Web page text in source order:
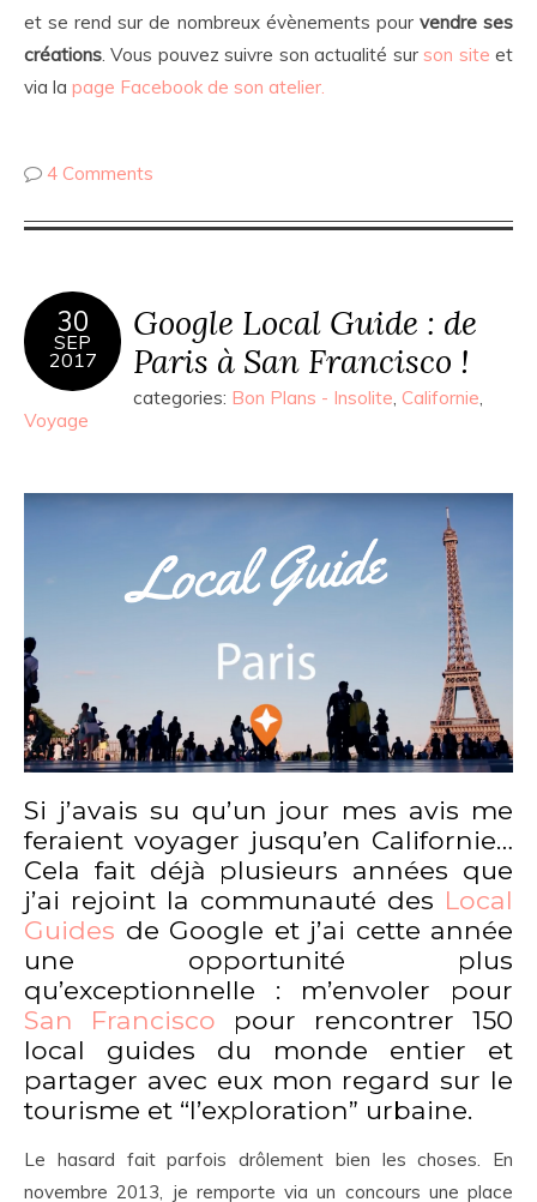
et se rend sur de nombreux évènements pour vendre ses
créations. Vous pouvez suivre son actualité surson site et
via la page Facebook de son atelier.
4 Comments
30
SEP
2017
Google Local Guide : de
Paris à San Francisco !
categories: Bon Plans - Insolite, Californie,
Voyage
Si j’avais su qu’un jour mes avis me
feraient voyager jusqu’en Californie…
Cela fait déjà plusieurs années que
j’ai rejoint la communauté des Local
Guides de Google et j’ai cette année
une opportunité plus
qu’exceptionnelle : m’envoler pour
San Francisco pour rencontrer 150
local guides du monde entier et
partager avec eux mon regard sur le
tourisme et “l’exploration” urbaine.
Le hasard fait parfois drôlement bien les choses. En
novembre 2013, je remporte via un concours une place